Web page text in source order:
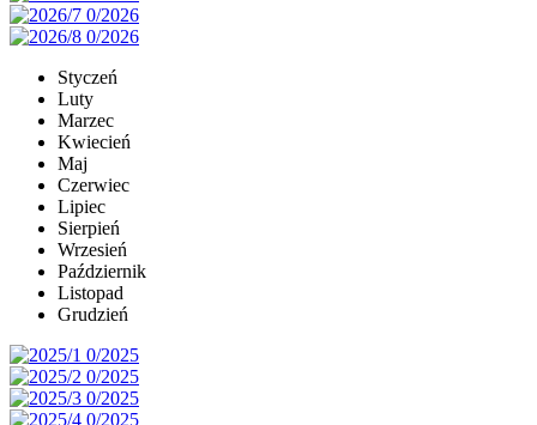
Styczeń
Luty
Marzec
Kwiecień
Maj
Czerwiec
Lipiec
Sierpień
Wrzesień
Październik
Listopad
Grudzień